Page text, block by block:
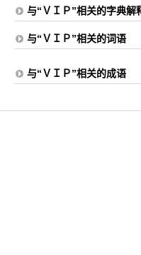
与“ＶＩＰ”相关的字典解
与“ＶＩＰ”相关的词语
与“ＶＩＰ”相关的成语